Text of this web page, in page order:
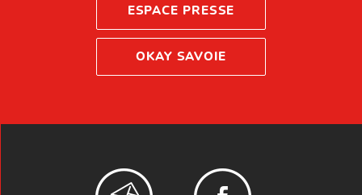
ESPACE PRESSE
OKAY SAVOIE